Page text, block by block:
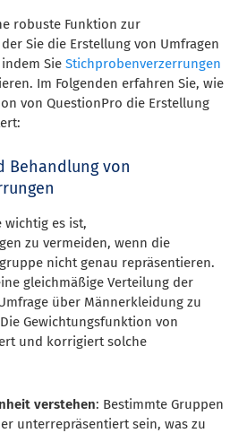
robuste Funktion zur
Sie die Erstellung von Umfragen
SieStichprobenverzerrungen
Im Folgenden erfahren Sie, wie
von QuestionPro die Erstellung
Behandlung von
wichtig es ist,
zu vermeiden, wenn die
nicht genau repräsentieren.
gleichmäßige Verteilung der
über Männerkleidung zu
Gewichtungsfunktion von
und korrigiert solche
verstehen: Bestimmte Gruppen
unterrepräsentiert sein, was zu